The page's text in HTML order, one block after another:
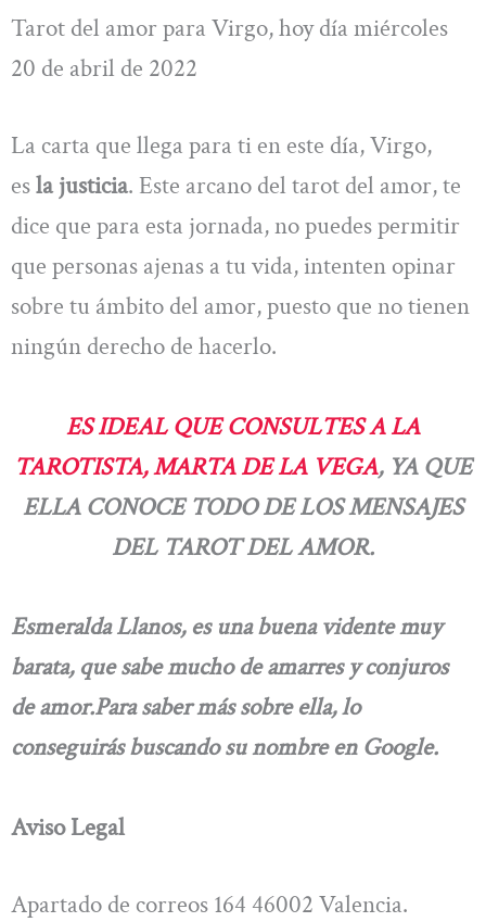
Tarot del amor para Virgo, hoy día miércoles
20 de abril de 2022
La carta que llega para ti en este día, Virgo,
esla justicia. Este arcano del tarot del amor, te
dice que para esta jornada, no puedes permitir
que personas ajenas a tu vida, intenten opinar
sobre tu ámbito del amor, puesto que no tienen
ningún derecho de hacerlo.
ES IDEAL QUE CONSULTES A LA
TAROTISTA, MARTA DE LA VEGA, YA QUE
ELLA CONOCE TODO DE LOS MENSAJES
DEL TAROT DEL AMOR.
Esmeralda Llanos, es una buena vidente muy
barata, que sabe mucho de amarres y conjuros
de amor.Para saber más sobre ella, lo
conseguirás buscando su nombre en Google.
Aviso Legal
Apartado de correos 164 46002 Valencia.